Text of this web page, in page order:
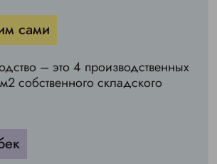
сами
– это 4 производственных
собственного складского